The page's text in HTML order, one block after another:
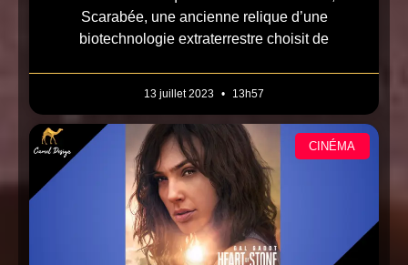
Scarabée, une ancienne relique d’une
biotechnologie extraterrestre choisit de
13 juillet 2023 13h57
CINÉMA